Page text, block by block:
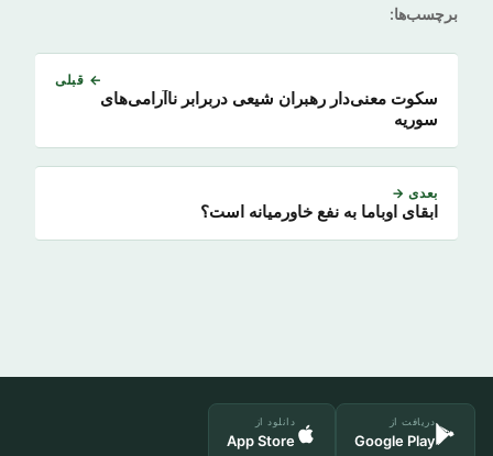
برچسب‌ها:
← قبلی
سکوت معنی‌دار رهبران شیعی دربرابر ناآرامی‌‌های
سوریه
بعدی →
ابقای اوباما به نفع خاورمیانه است؟
دریافت از
Google Play
دانلود از
App Store